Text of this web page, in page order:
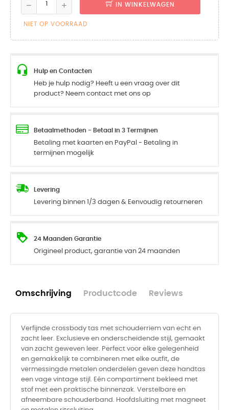
IN WINKELWAGEN
NIET OP VOORRAAD
Hulp en Contacten
Heb je hulp nodig? Heeft u een vraag over dit
product? Neem contact met ons op
Betaalmethoden - Betaal in 3 Termijnen
Betaling met kaarten en PayPal - Betaling in
termijnen mogelijk
Levering
Levering binnen 1/3 dagen & Eenvoudig retourneren
24 Maanden Garantie
Origineel product, garantie van 24 maanden
Omschrijving Productcode Reviews
Verfijnde crossbody tas met schouderriem van echt en
zacht leer. Exclusieve en onderscheidende stijl, gemaakt
van zacht geweven leer. Perfect voor elke gelegenheid
en gemakkelijk te combineren met elke outfit, de
vermessingde metalen onderdelen geven deze handtas
een vage vintage stijl. Eén compartiment bekleed met
stof met een praktische binnenzak. Verstelbare en
afneembare schouderband. Hoofdsluiting met magneet